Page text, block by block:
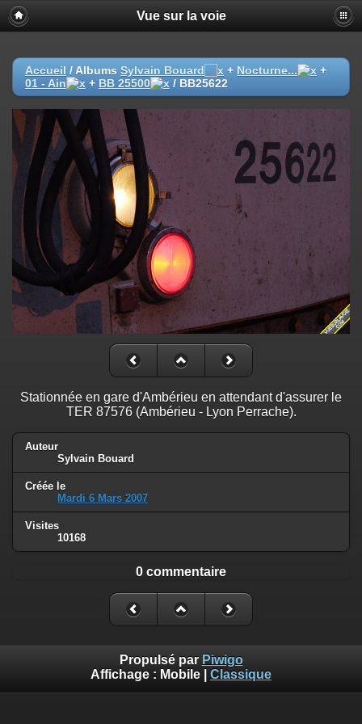
Vue sur la voie
Accueil / Albums Sylvain Bouard + Nocturne...
+
01 - Ain
+ BB 25500 / BB25622
Stationnée en gare d'Ambérieu en attendant d'assurer le
TER 87576 (Ambérieu - Lyon Perrache).
Auteur
Sylvain Bouard
Créée le
Mardi 6 Mars 2007
Visites
10168
0 commentaire
Propulsé par Piwigo
Affichage : Mobile Classique